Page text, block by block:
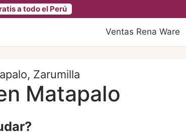
a todo el Perú
Ventas Rena Ware
Zarumilla
Matapalo